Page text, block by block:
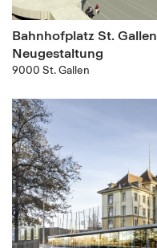
Bahnhofplatz St.
Neugestaltung
9000 St. Gallen